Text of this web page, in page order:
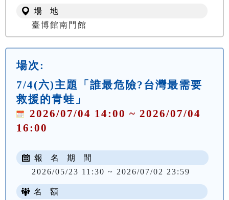
場 地
臺博館南門館
場次:
7/4(六)主題「誰最危險?台灣最需要
救援的青蛙」
2026/07/04 14:00 ~ 2026/07/04
16:00
報 名 期 間
2026/05/23 11:30 ~ 2026/07/02 23:59
名 額